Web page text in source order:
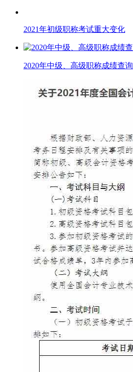
2021年初级职称考试重大变化
2020年中级、高级职称成绩查询